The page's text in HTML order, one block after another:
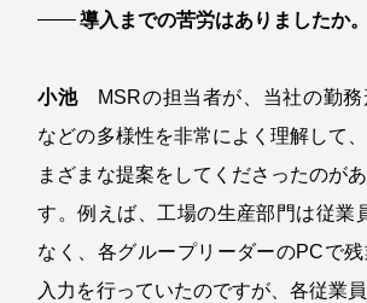
導入までの苦労はありましたか。
小池MSRの担当者が、当社の勤務
などの多様性を非常によく理解して
まざまな提案をしてくださったのが
す。例えば、工場の生産部門は従業
なく、各グループリーダーのPCで
入力を行っていたのですが、各従業